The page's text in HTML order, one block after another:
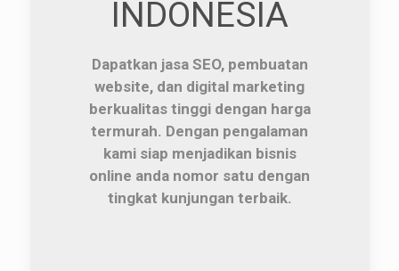
INDONESIA
Dapatkan jasa SEO, pembuatan
website, dan digital marketing
berkualitas tinggi dengan harga
termurah. Dengan pengalaman
kami siap menjadikan bisnis
online anda nomor satu dengan
tingkat kunjungan terbaik.